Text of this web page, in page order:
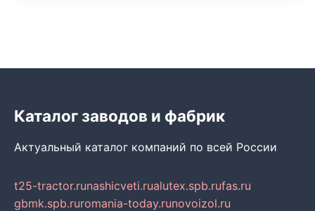
Каталог заводов и фабрик
Актуальный каталог компаний по всей России
t25-tractor.runashicveti.rualutex.spb.rufas.ru
gbmk.spb.ruromania-today.runovoizol.ru